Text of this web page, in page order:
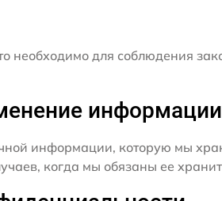
для соблюдения
информации
информации, которую мы
когда мы обязаны ее